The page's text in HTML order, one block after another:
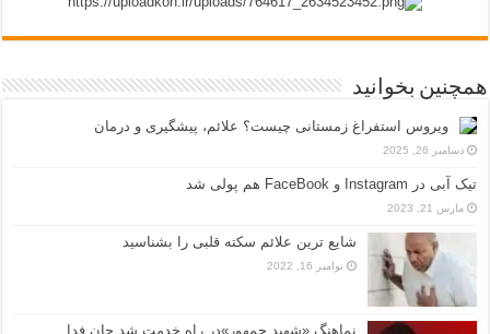
همچنین بخوانید
ویروس استفراغ زمستانی چیست؟ علائم، پیشگیری و درمان
دسامبر 26, 2025
تیک آبی در Instagram و FaceBook هم پولی شد
مارس 21, 2023
شایع ترین علائم سکته قلبی را بشناسید
نوامبر 16, 2022
نماهنگ «شهید جمهور»در راه خدمت شد جان فدا